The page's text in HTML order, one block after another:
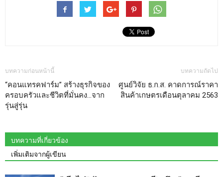
บทความก่อนหน้านี้
“คอนแทรคฟาร์ม” สร้างธุรกิจของ
ครอบครัวและชีวิตที่มั่นคง…จาก
รุ่นสู่รุ่น
บทความถัดไป
ศูนย์วิจัย ธ.ก.ส. คาดการณ์ราคา
สินค้าเกษตรเดือนตุลาคม 2563
บทความที่เกี่ยวข้อง
เพิ่มเติมจากผู้เขียน